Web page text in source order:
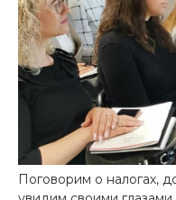
Поговорим о налогах,